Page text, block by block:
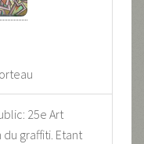
25e Art
graffiti. Etant